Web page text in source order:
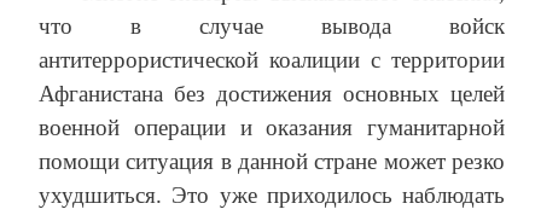
что в случае вывода войск
антитеррористической коалиции с территории
Афганистана без достижения основных целей
военной операции и оказания гуманитарной
помощи ситуация в данной стране может резко
ухудшиться. Это уже приходилось наблюдать